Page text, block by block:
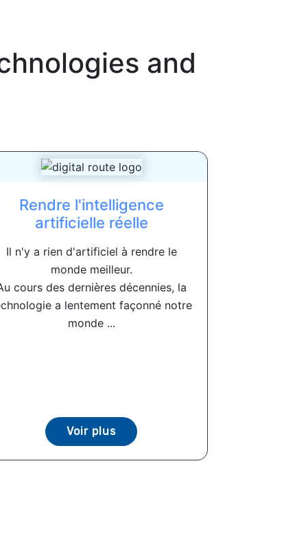
and
Rendre l'intelligence
artificielle réelle
Il n'y a rien d'artificiel à rendre le
monde meilleur.
cours des dernières décennies, la
a lentement façonné notre
monde ...
Voir plus